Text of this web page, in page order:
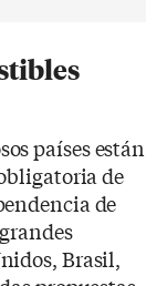
países están
de
de
Brasil,